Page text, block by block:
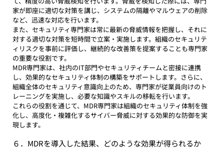
家が即座に適切な対策を講じ、システムの隔離やマルウェアの削除
など、迅速な対応を行います。
また、セキュリティ専門家は常に最新の脅威情報を把握し、それに
対する適切な対策を短時間で立案・実施します。組織のセキュリテ
ィリスクを事前に評価し、継続的な改善策を提案することも専門家
の重要な役割です。
MDR専門家は、社内のIT部門やセキュリティチームと密接に連携
し、効果的なセキュリティ体制の構築をサポートします。さらに、
組織全体のセキュリティ意識向上のため、専門家が従業員向けのト
レーニングを実施し、必要な知識やスキルの移転を行います。
これらの役割を通じて、MDR専門家は組織のセキュリティ体制を強
化し、高度化・複雑化するサイバー脅威に対する効果的な防御を実
現します。
６．MDRを導入した結果、どのような効果が得られるか